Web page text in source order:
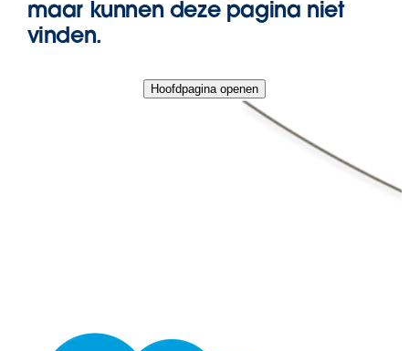
maar kunnen deze pagina niet
vinden.
Hoofdpagina openen